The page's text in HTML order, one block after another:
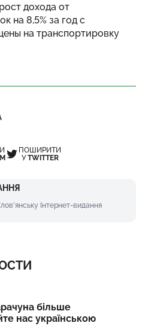
дохода от
на 8,5% за год с
на транспортировку
ПОШИРИТИ
УTWITTER
Інтернет-видання
більше
нас українською